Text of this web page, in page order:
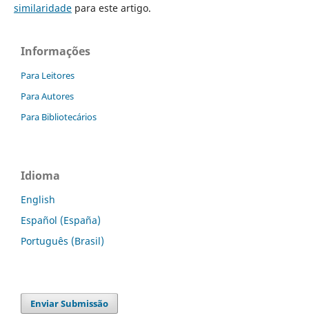
similaridadepara este artigo.
Informações
Para Leitores
Para Autores
Para Bibliotecários
Idioma
English
Español (España)
Português (Brasil)
Enviar Submissão